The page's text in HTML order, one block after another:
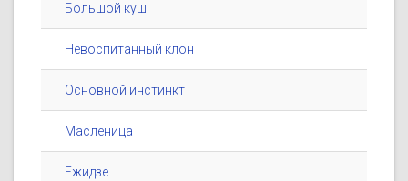
Большой куш
Невоспитанный клон
Основной инстинкт
Масленица
Ежидзе